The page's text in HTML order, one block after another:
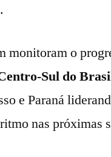
monitoram o
Sul do
e Paraná
nas próximas